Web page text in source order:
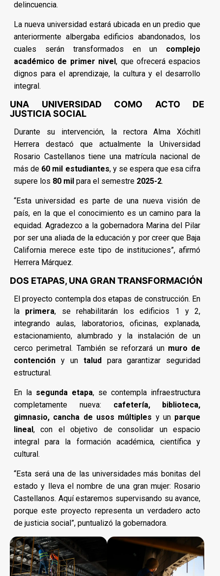
delincuencia.
La nueva universidad estará ubicada en un predio que
anteriormente albergaba edificios abandonados, los
cuales serán transformados en un complejo
académico de primer nivel, que ofrecerá espacios
dignos para el aprendizaje, la cultura y el desarrollo
integral.
UNA UNIVERSIDAD COMO ACTO DE
JUSTICIA SOCIAL
Durante su intervención, la rectora Alma Xóchitl
Herrera destacó que actualmente la Universidad
Rosario Castellanos tiene una matrícula nacional de
más de 60 mil estudiantes, y se espera que esa cifra
supere los 80 mil para el semestre 2025-2.
“Esta universidad es parte de una nueva visión de
país, en la que el conocimiento es un camino para la
equidad. Agradezco a la gobernadora Marina del Pilar
por ser una aliada de la educación y por creer que Baja
California merece este tipo de instituciones”, afirmó
Herrera Márquez.
DOS ETAPAS, UNA GRAN TRANSFORMACIÓN
El proyecto contempla dos etapas de construcción. En
la primera, se rehabilitarán los edificios 1 y 2,
integrando aulas, laboratorios, oficinas, explanada,
estacionamiento, alumbrado y la instalación de un
cerco perimetral. También se reforzará un muro de
contención y un taludpara garantizar seguridad
estructural.
En la segunda etapa, se contempla infraestructura
completamente nueva: cafetería, biblioteca,
gimnasio, cancha de usos múltiples y un parque
lineal, con el objetivo de consolidar un espacio
integral para la formación académica, científica y
cultural.
“Esta será una de las universidades más bonitas del
estado y lleva el nombre de una gran mujer: Rosario
Castellanos. Aquí estaremos supervisando su avance,
porque este proyecto representa un verdadero acto
de justicia social”, puntualizó la gobernadora.